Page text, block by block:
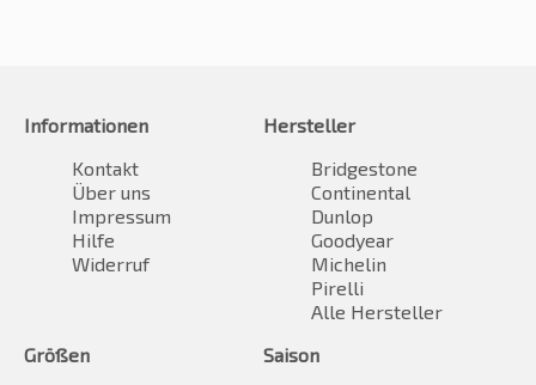
Informationen
Kontakt
Über uns
Impressum
Hilfe
Widerruf
Hersteller
Bridgestone
Continental
Dunlop
Goodyear
Michelin
Pirelli
Alle Hersteller
Größen
Saison